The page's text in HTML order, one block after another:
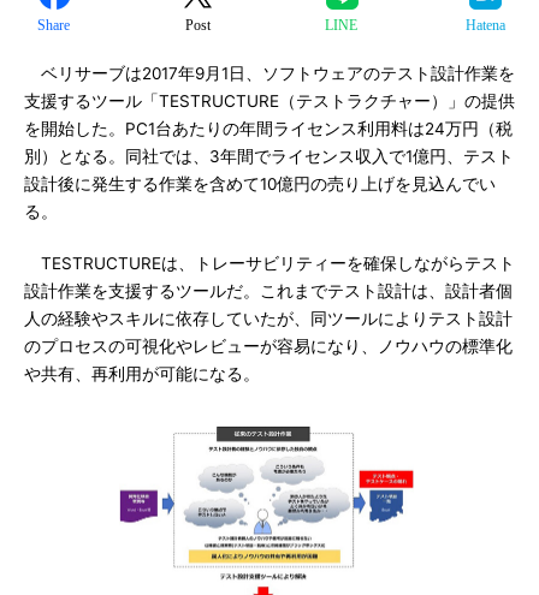
Share Post LINE Hatena
ベリサーブは2017年9月1日、ソフトウェアのテスト設計作業を
支援するツール「TESTRUCTURE（テストラクチャー）」の提供
を開始した。PC1台あたりの年間ライセンス利用料は24万円（税
別）となる。同社では、3年間でライセンス収入で1億円、テスト
設計後に発生する作業を含めて10億円の売り上げを見込んでい
る。
TESTRUCTUREは、トレーサビリティーを確保しながらテスト
設計作業を支援するツールだ。これまでテスト設計は、設計者個
人の経験やスキルに依存していたが、同ツールによりテスト設計
のプロセスの可視化やレビューが容易になり、ノウハウの標準化
や共有、再利用が可能になる。